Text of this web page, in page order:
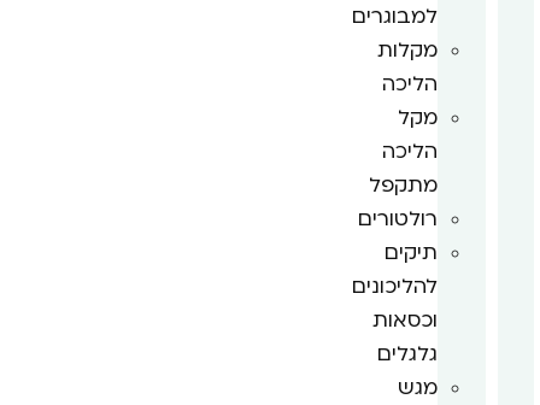
למבוגרים
מקלות
הליכה
מקל
הליכה
מתקפל
רולטורים
תיקים
להליכונים
וכסאות
גלגלים
מגש